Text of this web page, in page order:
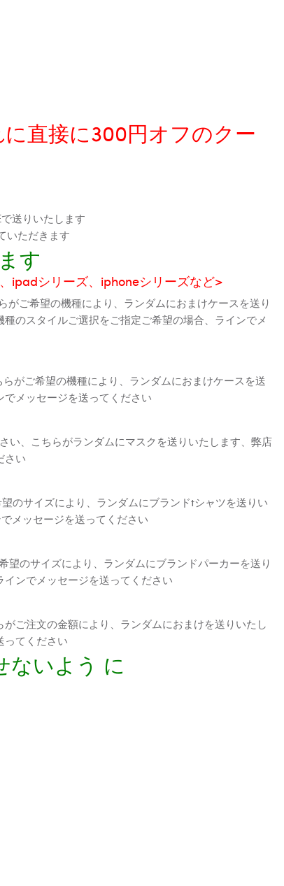
直接に300円オフのクー
送りいたします
いただきます
す
ipadシリーズ、iphoneシリーズなど>
ご希望の機種により、ランダムにおまけケースを送り
のスタイルご選択をご指定ご希望の場合、ラインでメ
がご希望の機種により、ランダムにおまけケースを送
メッセージを送ってください
い、こちらがランダムにマスクを送りいたします、弊店
さい
のサイズにより、ランダムにブランドtシャツを送りい
メッセージを送ってください
のサイズにより、ランダムにブランドパーカーを送り
ンでメッセージを送ってください
ご注文の金額により、ランダムにおまけを送りいたし
ってください
ないよう に